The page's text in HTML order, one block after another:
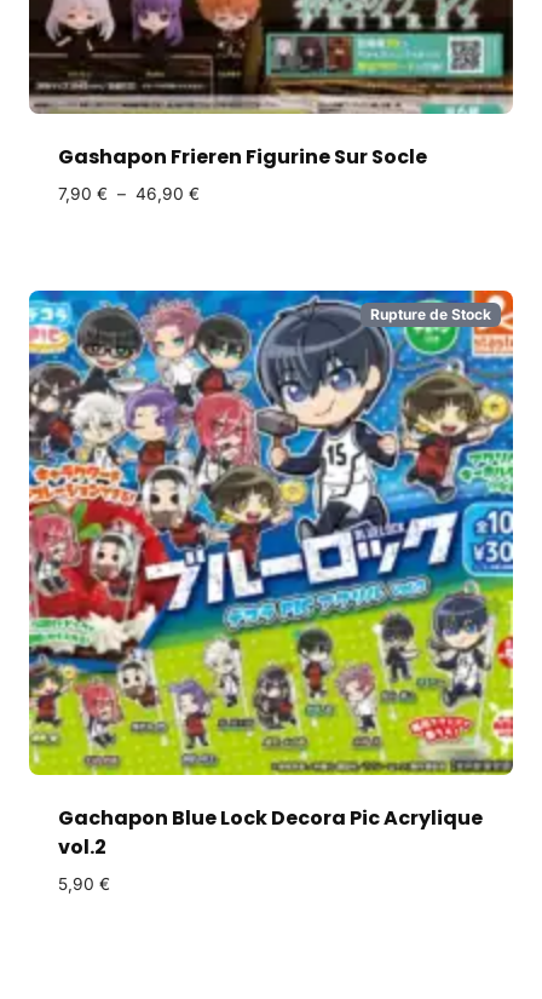
Gashapon Frieren Figurine Sur Socle
7,90 € – 46,90 €
Rupture de Stock
Gachapon Blue Lock Decora Pic Acrylique
vol.2
5,90 €